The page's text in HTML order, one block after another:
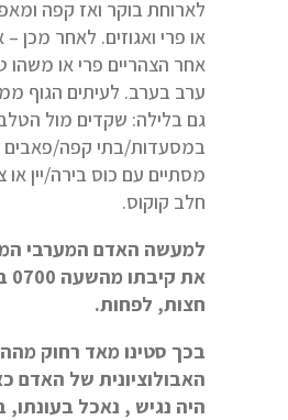
לארוחת בוקר ואז קפה
או פרי ואגוזים. לאחר מכן
אחר הצהריים פרי או משהו
ערב בערב. לעיתים הגוף
גם בלילה: שקדים מול
במסעדות/בתי קפה/פאבים
מסתיים עם כוס בירה/יין
חלב קוקוס.
למעשה האדם המערבי
חצות, לפחות.
בכך סטינו מאד רחוק
האבולוציונית של האדם
היה נגיש , נאכל